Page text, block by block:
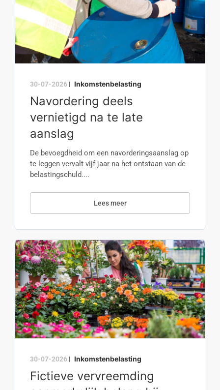
30-07-2026 | Inkomstenbelasting
Navordering deels
vernietigd na te late
aanslag
De bevoegdheid om een navorderingsaanslag op
te leggen vervalt vijf jaar na het ontstaan van de
belastingschuld....
Lees meer
30-07-2026 | Inkomstenbelasting
Fictieve vervreemding